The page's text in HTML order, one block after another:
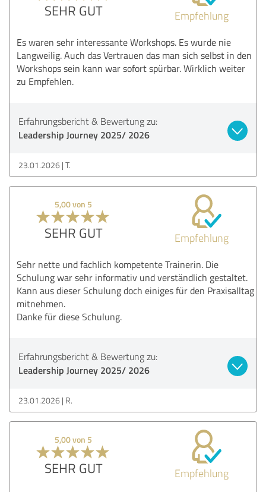
SEHR GUT Empfehlung
Es waren sehr interessante Workshops. Es wurde nie
Langweilig. Auch das Vertrauen das man sich selbst in den
Workshops sein kann war sofort spürbar. Wirklich weiter
zu Empfehlen.
Erfahrungsbericht & Bewertung zu:
Leadership Journey 2025/ 2026
23.01.2026 T.
5,00 von 5
SEHR GUT Empfehlung
Sehr nette und fachlich kompetente Trainerin. Die
Schulung war sehr informativ und verständlich gestaltet.
Kann aus dieser Schulung doch einiges für den Praxisalltag
mitnehmen.
Danke für diese Schulung.
Erfahrungsbericht & Bewertung zu:
Leadership Journey 2025/ 2026
23.01.2026 R.
5,00 von 5
SEHR GUT Empfehlung